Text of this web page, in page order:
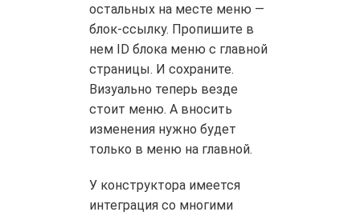
остальных на месте меню —
блок-ссылку. Пропишите в
нем ID блока меню с главной
страницы. И сохраните.
Визуально теперь везде
стоит меню. А вносить
изменения нужно будет
только в меню на главной.
У конструктора имеется
интеграция со многими